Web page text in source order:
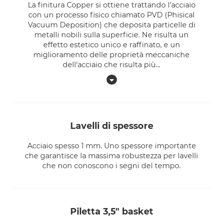
La finitura Copper si ottiene trattando l'acciaio
con un processo fisico chiamato PVD (Phisical
Vacuum Deposition) che deposita particelle di
metalli nobili sulla superficie. Ne risulta un
effetto estetico unico e raffinato, e un
miglioramento delle proprietà meccaniche
dell'acciaio che risulta più...
lavelli di spessore
Acciaio spesso 1 mm. Uno spessore importante
che garantisce la massima robustezza per lavelli
che non conoscono i segni del tempo.
piletta 3,5" basket